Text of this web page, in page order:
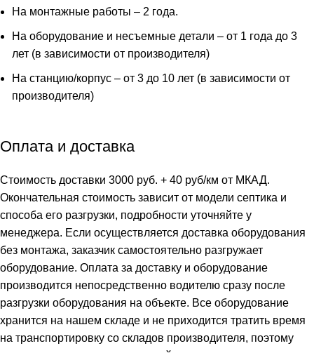
На монтажные работы – 2 года.
На оборудование и несъемные детали – от 1 года до 3
лет (в зависимости от производителя)
На станцию/корпус – от 3 до 10 лет (в зависимости от
производителя)
Оплата и доставка
Стоимость доставки 3000 руб. + 40 руб/км от МКАД.
Окончательная стоимость зависит от модели септика и
способа его разгрузки, подробности уточняйте у
менеджера. Если осуществляется доставка оборудования
без монтажа, заказчик самостоятельно разгружает
оборудование. Оплата за доставку и оборудование
производится непосредственно водителю сразу после
разгрузки оборудования на объекте. Все оборудование
хранится на нашем складе и не приходится тратить время
на транспортировку со складов производителя, поэтому